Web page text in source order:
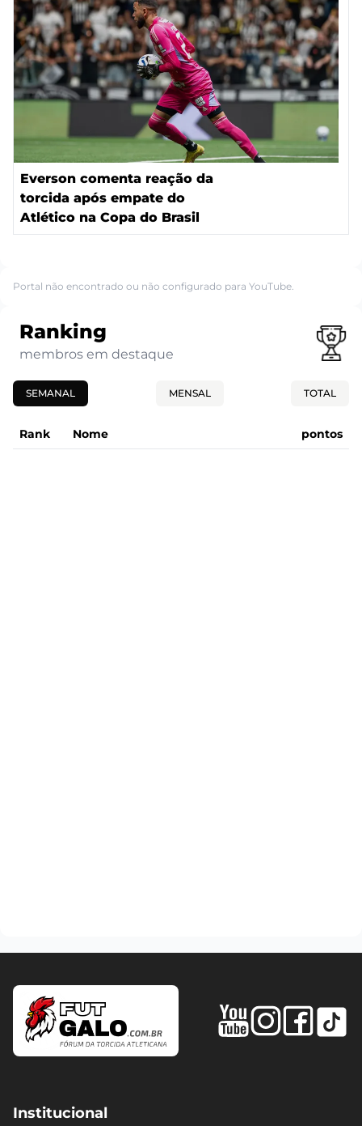
Everson comenta reação da
torcida após empate do
Atlético na Copa do Brasil
Portal não encontrado ou não configurado para YouTube.
Ranking
membros em destaque
SEMANAL MENSAL TOTAL
Rank Nome pontos
Institucional